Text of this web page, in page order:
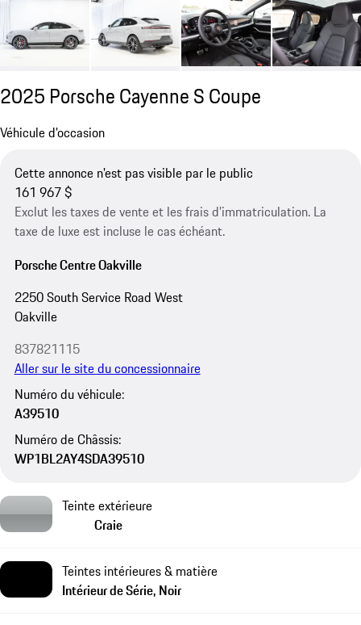
2025 Porsche Cayenne S Coupe
Véhicule d'occasion
Cette annonce n'est pas visible par le public
161 967 $
Exclut les taxes de vente et les frais d’immatriculation. La
taxe de luxe est incluse le cas échéant.
Porsche Centre Oakville
2250 South Service Road West
Oakville
837821115
Aller sur le site du concessionnaire
Numéro du véhicule:
A39510
Numéro de Châssis:
WP1BL2AY4SDA39510
Teinte extérieure
Craie
Teintes intérieures & matière
Intérieur de Série, Noir